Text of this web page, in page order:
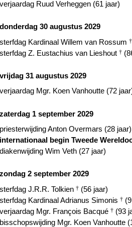
verjaardag Ruud Verheggen (61 jaar)
donderdag 30 augustus 2029
sterfdag Kardinaal Willem van Rossum †
sterfdag Z. Eustachius van Lieshout †
vrijdag 31 augustus 2029
verjaardag Mgr. Koen Vanhoutte (72
zaterdag 1 september 2029
priesterwijding Anton Overmars (28 jaar)
internationaal begin Tweede
diakenwijding Wim Veth (27 jaar)
zondag 2 september 2029
sterfdag J.R.R. Tolkien † (56 jaar)
sterfdag Kardinaal Adrianus Simonis †
verjaardag Mgr. François Bacqué † (93
bisschopswijding Mgr. Koen Vanhoutte